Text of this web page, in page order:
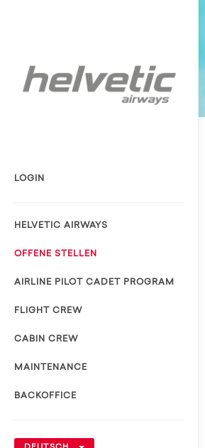
LOGIN
HELVETIC AIRWAYS
OFFENE STELLEN
AIRLINE PILOT CADET PROGRAM
FLIGHT CREW
CABIN CREW
MAINTENANCE
BACKOFFICE